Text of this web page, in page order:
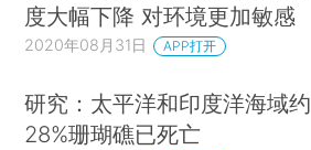
度大幅下降 对环境更加敏感
2020年08月31日 APP打开
研究：太平洋和印度洋海域约
28%珊瑚礁已死亡